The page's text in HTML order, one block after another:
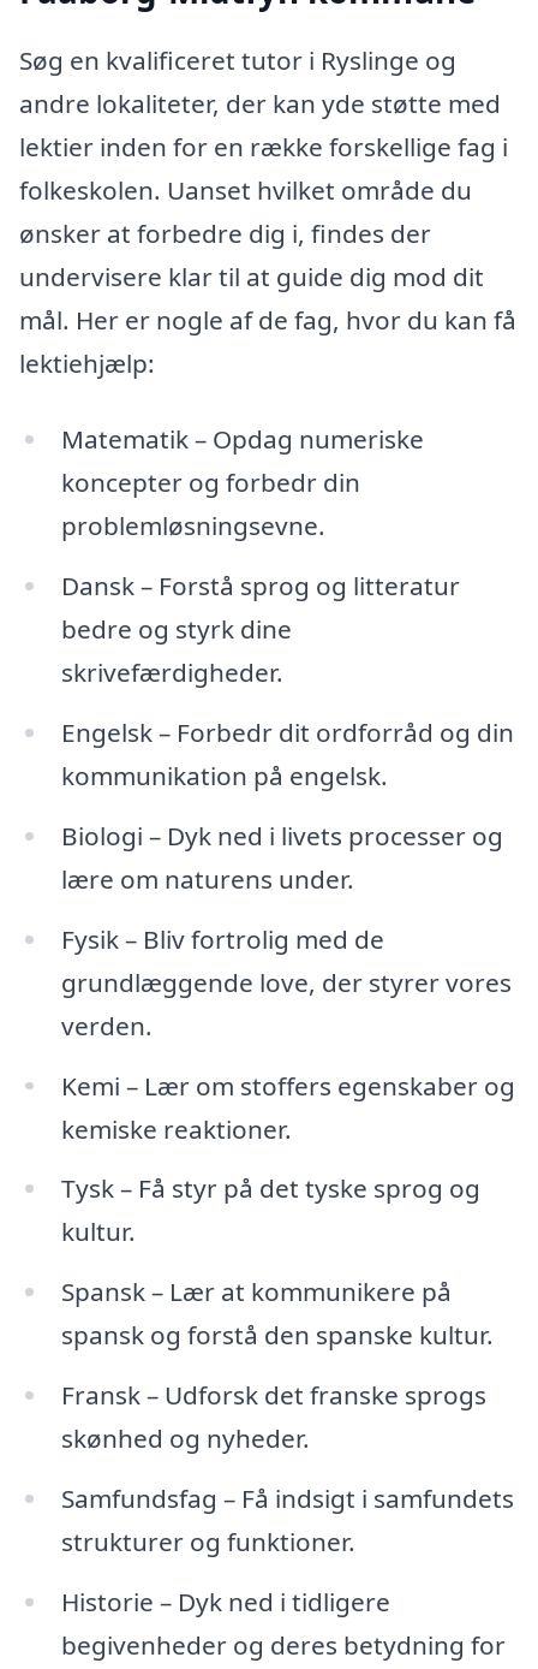
Søg en kvalificeret tutor i Ryslinge og
andre lokaliteter, der kan yde støtte med
lektier inden for en række forskellige fag i
folkeskolen. Uanset hvilket område du
ønsker at forbedre dig i, findes der
undervisere klar til at guide dig mod dit
mål. Her er nogle af de fag, hvor du kan få
lektiehjælp:
Matematik – Opdag numeriske
koncepter og forbedr din
problemløsningsevne.
Dansk – Forstå sprog og litteratur
bedre og styrk dine
skrivefærdigheder.
Engelsk – Forbedr dit ordforråd og din
kommunikation på engelsk.
Biologi – Dyk ned i livets processer og
lære om naturens under.
Fysik – Bliv fortrolig med de
grundlæggende love, der styrer vores
verden.
Kemi – Lær om stoffers egenskaber og
kemiske reaktioner.
Tysk – Få styr på det tyske sprog og
kultur.
Spansk – Lær at kommunikere på
spansk og forstå den spanske kultur.
Fransk – Udforsk det franske sprogs
skønhed og nyheder.
Samfundsfag – Få indsigt i samfundets
strukturer og funktioner.
Historie – Dyk ned i tidligere
begivenheder og deres betydning for